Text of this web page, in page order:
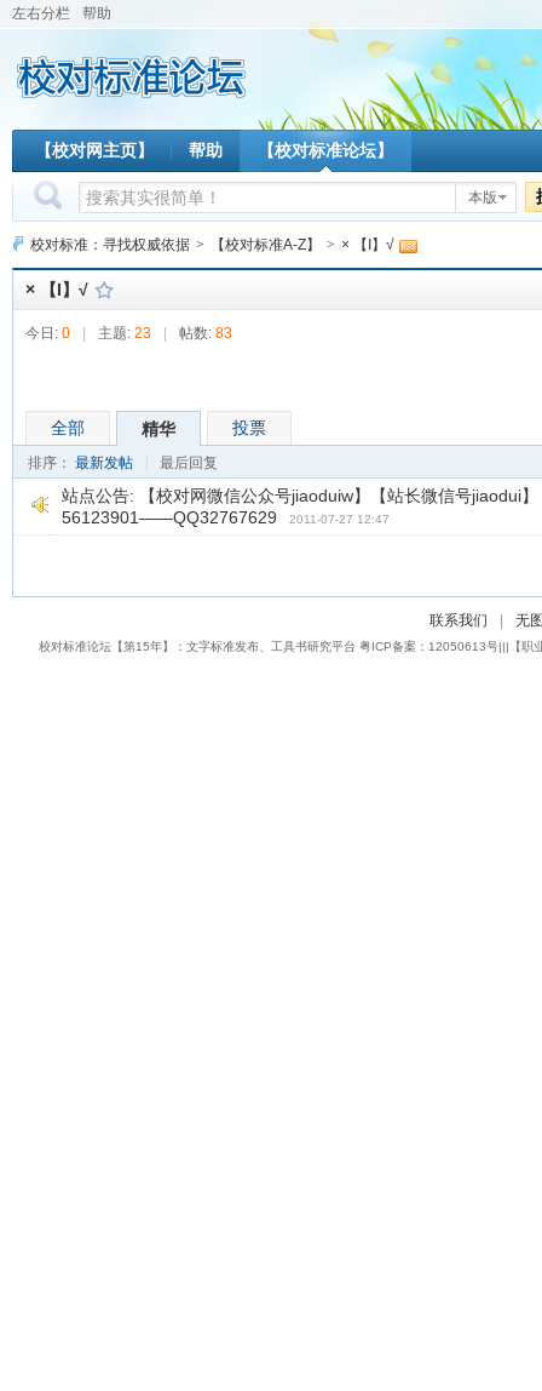
左右分栏 帮助
【校对网主页】 帮助 【校对标准论坛】
本版
校对标准：寻找权威依据 > 【校对标准A-Z】 > × 【I】√
× 【I】√
今日: 0 主题: 23 帖数: 83
全部 精华 投票
排序： 最新发帖 最后回复
站点公告:
【校对网微信公众号jiaoduiw】【站长微信号jiaodui
56123901——QQ32767629
2011-07-27 12:47
联系我们 无
校对标准论坛【第15年】：文字标准发布、工具书研究平台 粤ICP备案：12050613号|||【